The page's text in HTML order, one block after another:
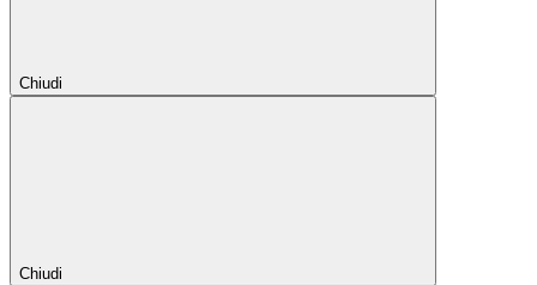
Chiudi
Chiudi